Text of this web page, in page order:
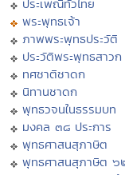
ประเพณีทั่วไทย
พระพุทธเจ้า
ภาพพระพุทธประวัติ
ประวัติพระพุทธสาวก
ทศชาติชาดก
นิทานชาดก
พุทธวจนในธรรมบท
มงคล ๓๘ ประการ
พุทธศาสนสุภาษิต
พุทธศาสนสุภาษิต ๖